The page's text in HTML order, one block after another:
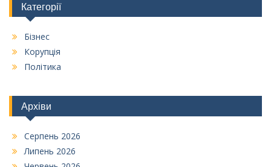
Категорії
Бізнес
Корупція
Політика
Архіви
Серпень 2026
Липень 2026